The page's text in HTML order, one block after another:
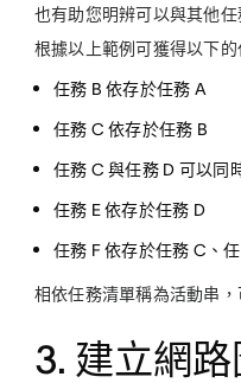
也有助您明辨可以與其他
根據以上範例可獲得以下的
任務 B 依存於任務 A
任務 C 依存於任務 B
任務 C 與任務 D 可以同
任務 E 依存於任務 D
任務 F 依存於任務 C、
相依任務清單稱為活動串
3. 建立網路